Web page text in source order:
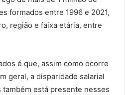
formados entre 1996 e 2021,
região e faixa etária, entre
é que, assim como ocorre
geral, a disparidade salarial
está presente nesses